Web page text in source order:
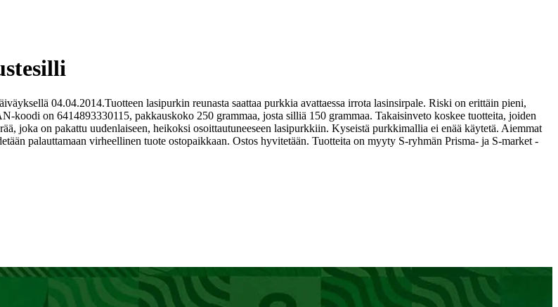
04.04.2014.Tuotteen lasipurkin reunasta saattaa purkkia avattaessa irrota lasinsirpale. Riski on erittäin pieni,
koodi on 6414893330115, pakkauskoko 250 grammaa, josta silliä 150 grammaa. Takaisinveto koskee tuotteita, joiden
joka on pakattu uudenlaiseen, heikoksi osoittautuneeseen lasipurkkiin. Kyseistä purkkimallia ei enää käytetä. Aiemmat
palauttamaan virheellinen tuote ostopaikkaan. Ostos hyvitetään. Tuotteita on myyty S-ryhmän Prisma- ja S-market -